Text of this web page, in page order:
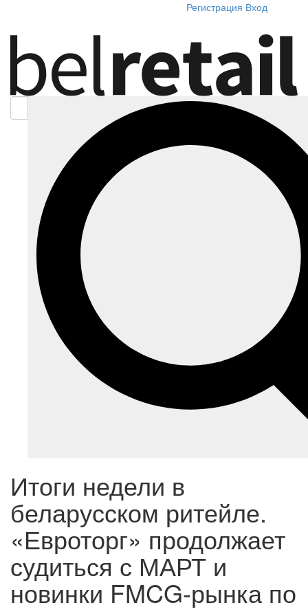
Регистрация Вход
Итоги недели в
беларусском ритейле.
«Евроторг» продолжает
судиться с МАРТ и
новинки FMCG-рынка по